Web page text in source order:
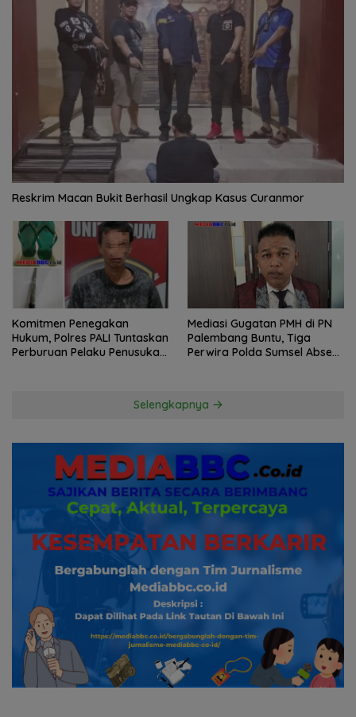
Reskrim Macan Bukit Berhasil Ungkap Kasus Curanmor
Komitmen Penegakan
Hukum, Polres PALI Tuntaskan
Perburuan Pelaku Penusukan
Mediasi Gugatan PMH di PN
Palembang Buntu, Tiga
Perwira Polda Sumsel Absen,
Selengkapnya